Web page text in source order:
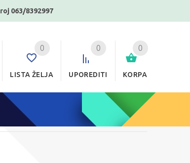
063/8392997
0
KORPA
0
UPOREDITI
0
LISTA ŽELJA